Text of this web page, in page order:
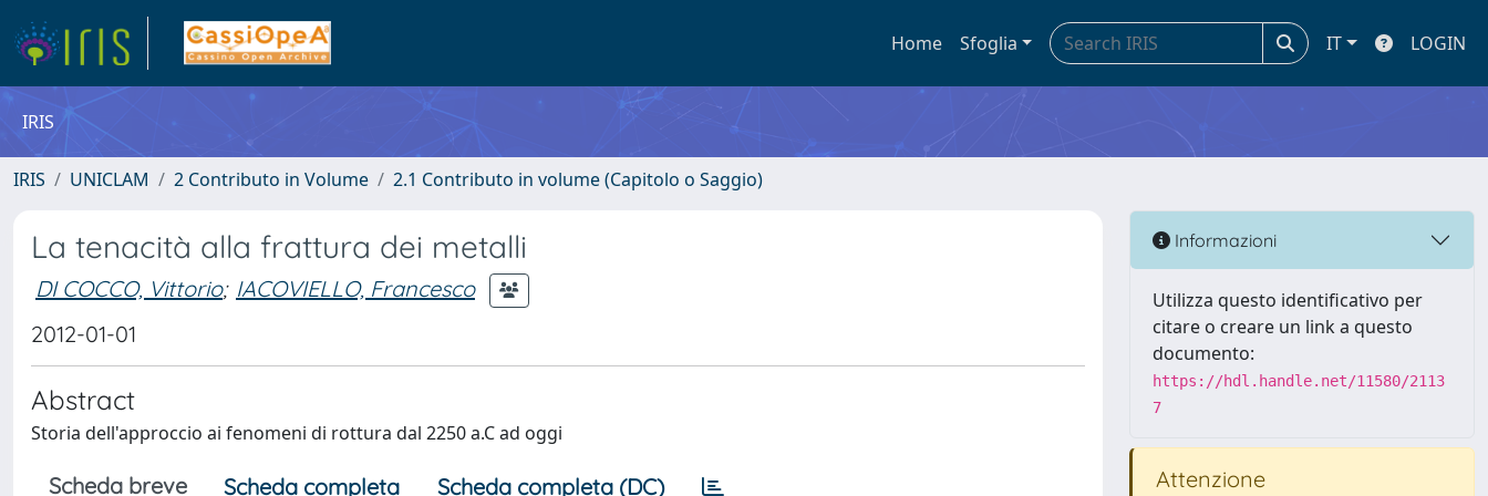
Home Sfoglia IT LOGIN
IRIS
IRIS UNICLAM 2 Contributo in Volume 2.1 Contributo in volume (Capitolo o Saggio)
La tenacità alla frattura dei metalli
DI COCCO, Vittorio; IACOVIELLO, Francesco
2012-01-01
Abstract
Storia dell'approccio ai fenomeni di rottura dal 2250 a.C ad oggi
Scheda breve Scheda completa Scheda completa (DC)
Informazioni
Utilizza questo identificativo per
citare o creare un link a questo
documento:
https://hdl.handle.net/11580/2113
7
Attenzione